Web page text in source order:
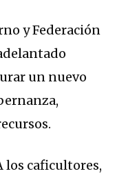
y Federación
un nuevo
los caficultores,